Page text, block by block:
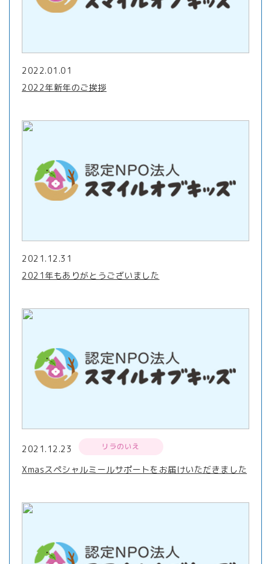
2022.01.01
2022年新年のご挨拶
2021.12.31
2021年もありがとうございました
2021.12.23 リラのいえ
Xmasスペシャルミールサポートをお届けいただきました